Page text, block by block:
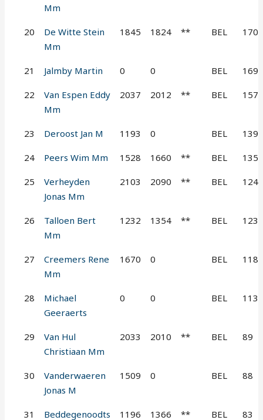
Mm
20
De Witte Stein
Mm
1845 1824 ** BEL 170
21 Jalmby Martin 0 0 BEL 169
22
Van Espen Eddy
Mm
2037 2012 ** BEL 157
23 Deroost Jan M 1193 0 BEL 139
24 Peers Wim Mm 1528 1660 ** BEL 135
25
Verheyden
Jonas Mm
2103 2090 ** BEL 124
26
Talloen Bert
Mm
1232 1354 ** BEL 123
27
Creemers Rene
Mm
1670 0 BEL 118
28
Michael
Geeraerts
0 0 BEL 113
29
Van Hul
Christiaan Mm
2033 2010 ** BEL 89
30
Vanderwaeren
Jonas M
1509 0 BEL 88
31
Beddegenoodts
1196 1366 ** BEL 83